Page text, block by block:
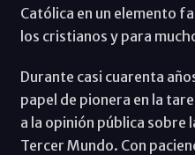
Católica en un elemento
los cristianos y para
Durante casi cuarenta
papel de pionera en la
a la opinión pública sobre
Tercer Mundo. Con